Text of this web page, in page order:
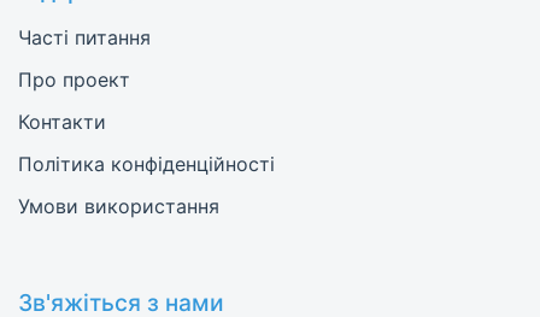
Часті питання
Про проект
Контакти
Політика конфіденційності
Умови використання
Зв'яжіться з нами